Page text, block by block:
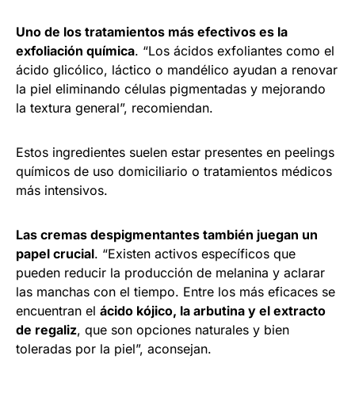
Uno de los tratamientos más efectivos es la
exfoliación química. “Los ácidos exfoliantes como el
ácido glicólico, láctico o mandélico ayudan a renovar
la piel eliminando células pigmentadas y mejorando
la textura general”, recomiendan.
Estos ingredientes suelen estar presentes en peelings
químicos de uso domiciliario o tratamientos médicos
más intensivos.
Las cremas despigmentantes también juegan un
papel crucial. “Existen activos específicos que
pueden reducir la producción de melanina y aclarar
las manchas con el tiempo. Entre los más eficaces se
encuentran el ácido kójico, la arbutina y el extracto
de regaliz, que son opciones naturales y bien
toleradas por la piel”, aconsejan.